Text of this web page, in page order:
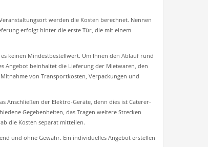
werden die Kosten berechnet. Nennen
erfolgt hinter die erste Tür, die mit einem
keinen Mindestbestellwert. Um Ihnen den Ablauf rund
Angebot beinhaltet die Lieferung der Mietwaren, den
von Transportkosten, Verpackungen und
Anschließen der Elektro-Geräte, denn dies ist Caterer-
Gegebenheiten, das Tragen weitere Strecken
die Kosten separat mitteilen.
und ohne Gewähr. Ein individuelles Angebot erstellen